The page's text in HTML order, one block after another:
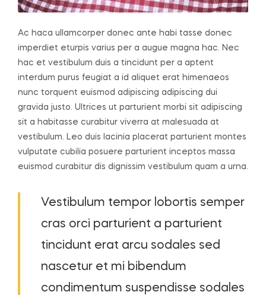
Ac haca ullamcorper donec ante habi tasse donec
imperdiet eturpis varius per a augue magna hac. Nec
hac et vestibulum duis a tincidunt per a aptent
interdum purus feugiat a id aliquet erat himenaeos
nunc torquent euismod adipiscing adipiscing dui
gravida justo. Ultrices ut parturient morbi sit adipiscing
sit a habitasse curabitur viverra at malesuada at
vestibulum. Leo duis lacinia placerat parturient montes
vulputate cubilia posuere parturient inceptos massa
euismod curabitur dis dignissim vestibulum quam a urna.
Vestibulum tempor lobortis semper
cras orci parturient a parturient
tincidunt erat arcu sodales sed
nascetur et mi bibendum
condimentum suspendisse sodales